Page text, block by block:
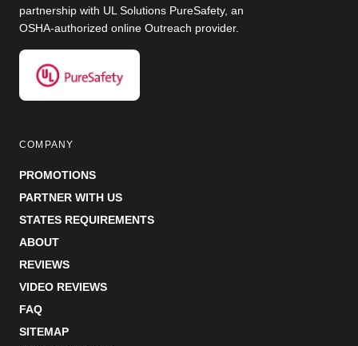
partnership with UL Solutions PureSafety, an
OSHA-authorized online Outreach provider.
COMPANY
PROMOTIONS
PARTNER WITH US
STATES REQUIREMENTS
ABOUT
REVIEWS
VIDEO REVIEWS
FAQ
SITEMAP